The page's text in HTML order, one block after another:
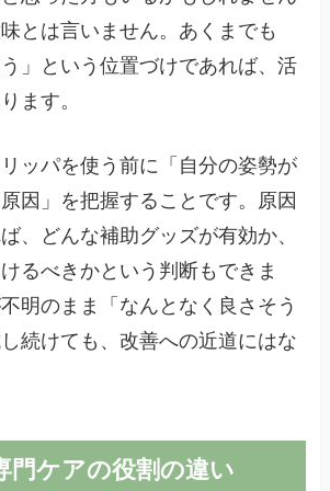
とは言いません。あくまでも
う」という位置づけであれば、活
ます。
ッパを使う前に「自分の姿勢が
因」を把握することです。原因
、どんな補助グッズが有効か、
るべきかという判断もできま
明のまま「なんとなく良さそう
続けても、改善への近道にはな
門ケアの役割の違い